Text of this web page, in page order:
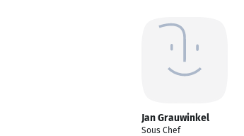
Jan Grauwinkel
Sous Chef